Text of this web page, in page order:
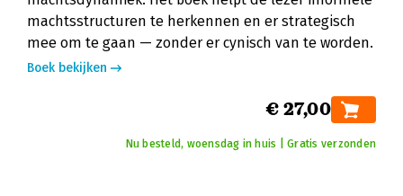
machtsstructuren te herkennen en er strategisch
mee om te gaan — zonder er cynisch van te worden.
Boek bekijken
€ 27,00
Nu besteld, woensdag in huis | Gratis verzonden